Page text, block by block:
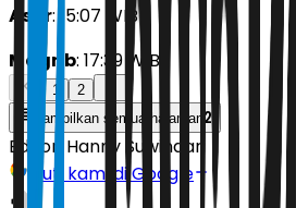
Asar: 15:07 WIB
Magrib: 17:39 WIB
1
2
Tampilkan semua halaman 2
Editor: Hanny Suwindari
Ikuti kami di Google